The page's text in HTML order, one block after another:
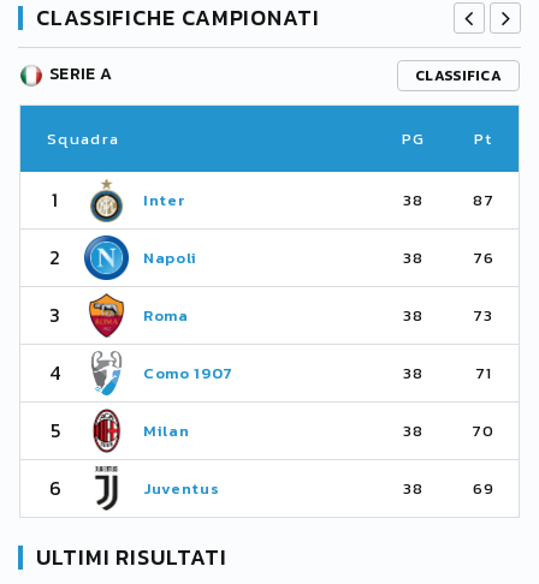
CLASSIFICHE CAMPIONATI
SERIE A CLASSIFICA
Squadra PG Pt
1 Inter 38 87
2 Napoli 38 76
3 Roma 38 73
4 Como 1907 38 71
5 Milan 38 70
6 Juventus 38 69
ULTIMI RISULTATI